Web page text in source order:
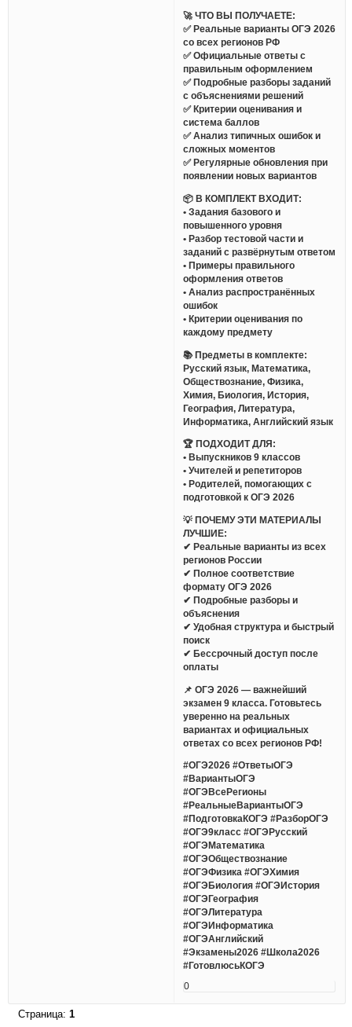
🚀 ЧТО ВЫ ПОЛУЧАЕТЕ:
✅ Реальные варианты ОГЭ 2026
со всех регионов РФ
✅ Официальные ответы с
правильным оформлением
✅ Подробные разборы заданий
с объяснениями решений
✅ Критерии оценивания и
система баллов
✅ Анализ типичных ошибок и
сложных моментов
✅ Регулярные обновления при
появлении новых вариантов
📦 В КОМПЛЕКТ ВХОДИТ:
• Задания базового и
повышенного уровня
• Разбор тестовой части и
заданий с развёрнутым ответом
• Примеры правильного
оформления ответов
• Анализ распространённых
ошибок
• Критерии оценивания по
каждому предмету
📚 Предметы в комплекте:
Русский язык, Математика,
Обществознание, Физика,
Химия, Биология, История,
География, Литература,
Информатика, Английский язык
🏆 ПОДХОДИТ ДЛЯ:
• Выпускников 9 классов
• Учителей и репетиторов
• Родителей, помогающих с
подготовкой к ОГЭ 2026
💡 ПОЧЕМУ ЭТИ МАТЕРИАЛЫ
ЛУЧШИЕ:
✔ Реальные варианты из всех
регионов России
✔ Полное соответствие
формату ОГЭ 2026
✔ Подробные разборы и
объяснения
✔ Удобная структура и быстрый
поиск
✔ Бессрочный доступ после
оплаты
📌 ОГЭ 2026 — важнейший
экзамен 9 класса. Готовьтесь
уверенно на реальных
вариантах и официальных
ответах со всех регионов РФ!
#ОГЭ2026 #ОтветыОГЭ
#ВариантыОГЭ
#ОГЭВсеРегионы
#РеальныеВариантыОГЭ
#ПодготовкаКОГЭ #РазборОГЭ
#ОГЭ9класс #ОГЭРусский
#ОГЭМатематика
#ОГЭОбществознание
#ОГЭФизика #ОГЭХимия
#ОГЭБиология #ОГЭИстория
#ОГЭГеография
#ОГЭЛитература
#ОГЭИнформатика
#ОГЭАнглийский
#Экзамены2026 #Школа2026
#ГотовлюсьКОГЭ
0
Страница: 1